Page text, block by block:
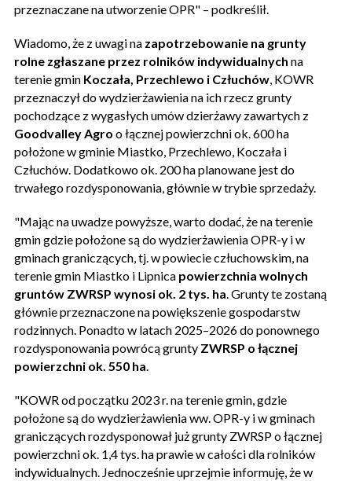
przeznaczane na utworzenie OPR" – podkreślił.
Wiadomo, że z uwagi na zapotrzebowanie na grunty
rolne zgłaszane przez rolników indywidualnych na
terenie gmin Koczała, Przechlewo i Człuchów, KOWR
przeznaczył do wydzierżawienia na ich rzecz grunty
pochodzące z wygasłych umów dzierżawy zawartych z
Goodvalley Agro o łącznej powierzchni ok. 600 ha
położone w gminie Miastko, Przechlewo, Koczała i
Człuchów. Dodatkowo ok. 200 ha planowane jest do
trwałego rozdysponowania, głównie w trybie sprzedaży.
"Mając na uwadze powyższe, warto dodać, że na terenie
gmin gdzie położone są do wydzierżawienia OPR-y i w
gminach graniczących, tj. w powiecie człuchowskim, na
terenie gmin Miastko i Lipnica powierzchnia wolnych
gruntów ZWRSP wynosi ok. 2 tys. ha. Grunty te zostaną
głównie przeznaczone na powiększenie gospodarstw
rodzinnych. Ponadto w latach 2025–2026 do ponownego
rozdysponowania powrócą grunty ZWRSP o łącznej
powierzchni ok. 550 ha.
"KOWR od początku 2023 r. na terenie gmin, gdzie
położone są do wydzierżawienia ww. OPR-y i w gminach
graniczących rozdysponował już grunty ZWRSP o łącznej
powierzchni ok. 1,4 tys. ha prawie w całości dla rolników
indywidualnych. Jednocześnie uprzejmie informuję, że w